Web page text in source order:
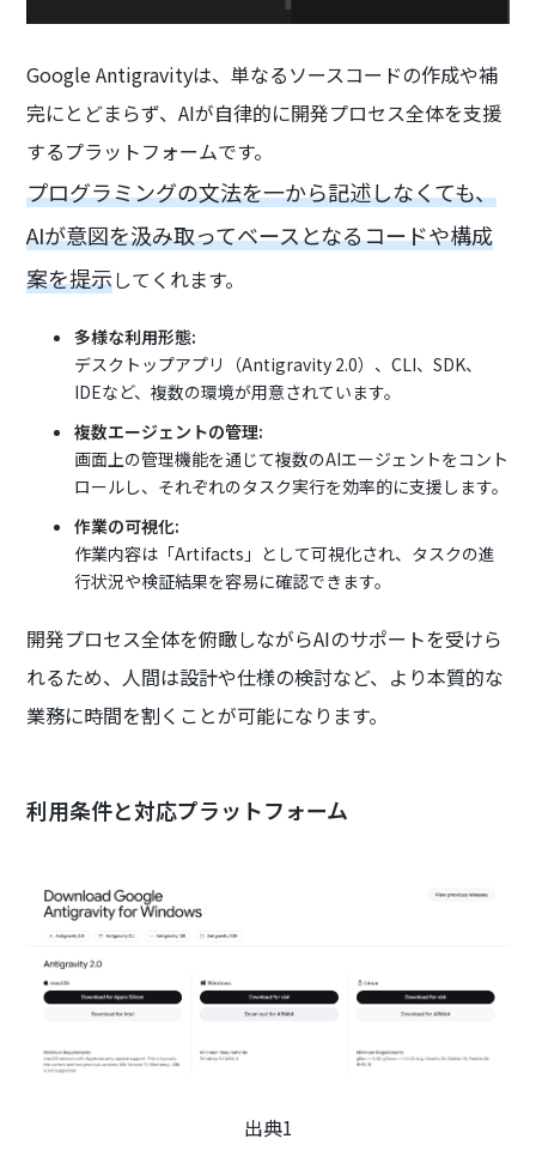
Google Antigravityは、単なるソースコードの作成や補
完にとどまらず、AIが自律的に開発プロセス全体を支援
するプラットフォームです。
プログラミングの文法を一から記述しなくても、
AIが意図を汲み取ってベースとなるコードや構成
案を提示してくれます。
多様な利用形態:
デスクトップアプリ（Antigravity 2.0）、CLI、SDK、
IDEなど、複数の環境が用意されています。
複数エージェントの管理:
画面上の管理機能を通じて複数のAIエージェントをコント
ロールし、それぞれのタスク実行を効率的に支援します。
作業の可視化:
作業内容は「Artifacts」として可視化され、タスクの進
行状況や検証結果を容易に確認できます。
開発プロセス全体を俯瞰しながらAIのサポートを受けら
れるため、人間は設計や仕様の検討など、より本質的な
業務に時間を割くことが可能になります。
利用条件と対応プラットフォーム
出典1